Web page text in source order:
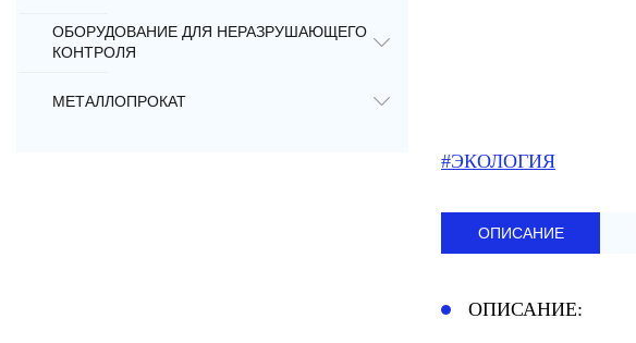
#ЭКОЛОГИЯ
ОПИСАНИЕ
ОПИСАНИЕ:
ОБОРУДОВАНИЕ ДЛЯ НЕРАЗРУШАЮЩЕГО
КОНТРОЛЯ
МЕТАЛЛОПРОКАТ